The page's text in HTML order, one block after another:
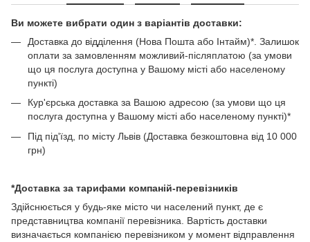
Ви можете вибрати один з варіантів доставки:
Доставка до відділення (Нова Пошта або Інтайм)*. Залишок
оплати за замовленням можливий-післяплатою (за умови
що ця послуга доступна у Вашому місті або населеному
пункті)
Кур'єрська доставка за Вашою адресою (за умови що ця
послуга доступна у Вашому місті або населеному пункті)*
Під під'їзд, по місту Львів (Доставка безкоштовна від 10 000
грн)
*Доставка за тарифами компаній-перевізників
Здійснюється у будь-яке місто чи населений пункт, де є
представництва компанії перевізника. Вартість доставки
визначається компанією перевізником у момент відправлення